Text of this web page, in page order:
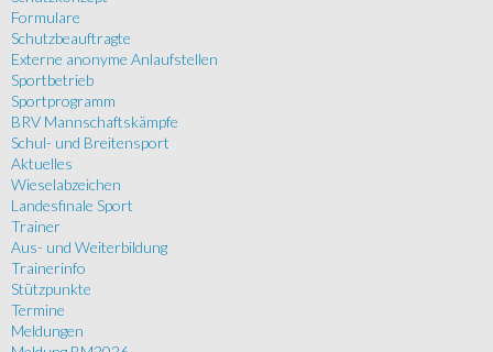
Formulare
Schutzbeauftragte
Externe anonyme Anlaufstellen
Sportbetrieb
Sportprogramm
BRV Mannschaftskämpfe
Schul- und Breitensport
Aktuelles
Wieselabzeichen
Landesfinale Sport
Trainer
Aus- und Weiterbildung
Trainerinfo
Stützpunkte
Termine
Meldungen